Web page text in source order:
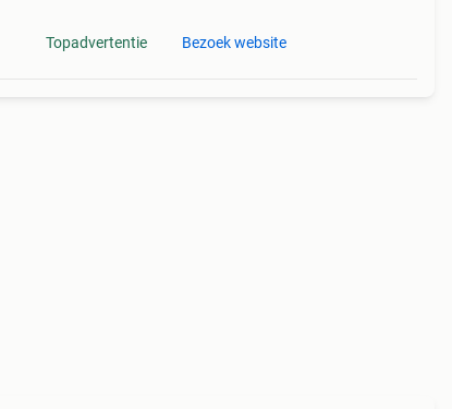
Topadvertentie Bezoek website